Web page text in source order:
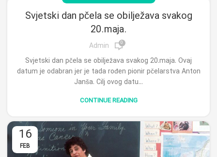
Svjetski dan pčela se obilježava svakog
20.maja.
Admin 0
Svjetski dan pčela se obilježava svakog 20.maja. Ovaj
datum je odabran jer je tada rođen pionir pčelarstva Anton
Janša. Cilj ovog datu...
CONTINUE READING
16
FEB